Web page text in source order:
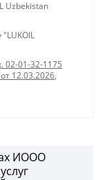
Uzbekistan
02-01-32-1175
12.03.2026,
ИООО